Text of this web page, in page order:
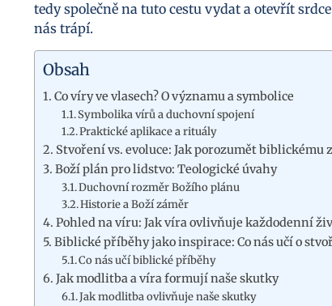
tedy společně na tuto cestu vydat a otevřít
nás trápí.
Obsah
Co víry ve vlasech? O významu a symbolice
Symbolika vírů a duchovní spojení
Praktické aplikace a rituály
Stvoření vs. evoluce: Jak porozumět biblickému
Boží plán pro lidstvo: Teologické úvahy
Duchovní rozměr Božího plánu
Historie a Boží záměr
Pohled na víru: Jak víra ovlivňuje každodenní
Biblické příběhy jako inspirace: Co nás učí o
Co nás učí biblické příběhy
Jak modlitba a víra formují naše skutky
Jak modlitba ovlivňuje naše skutky